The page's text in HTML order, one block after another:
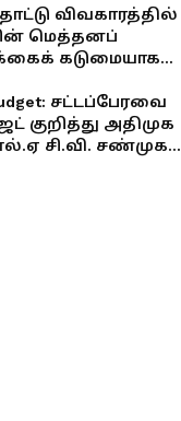
விவகாரத்தில்
மெத்தனப்
கடுமையாகத்
!
சட்டப்பேரவை
குறித்து அதிமுக
சி.வி. சண்முகம்